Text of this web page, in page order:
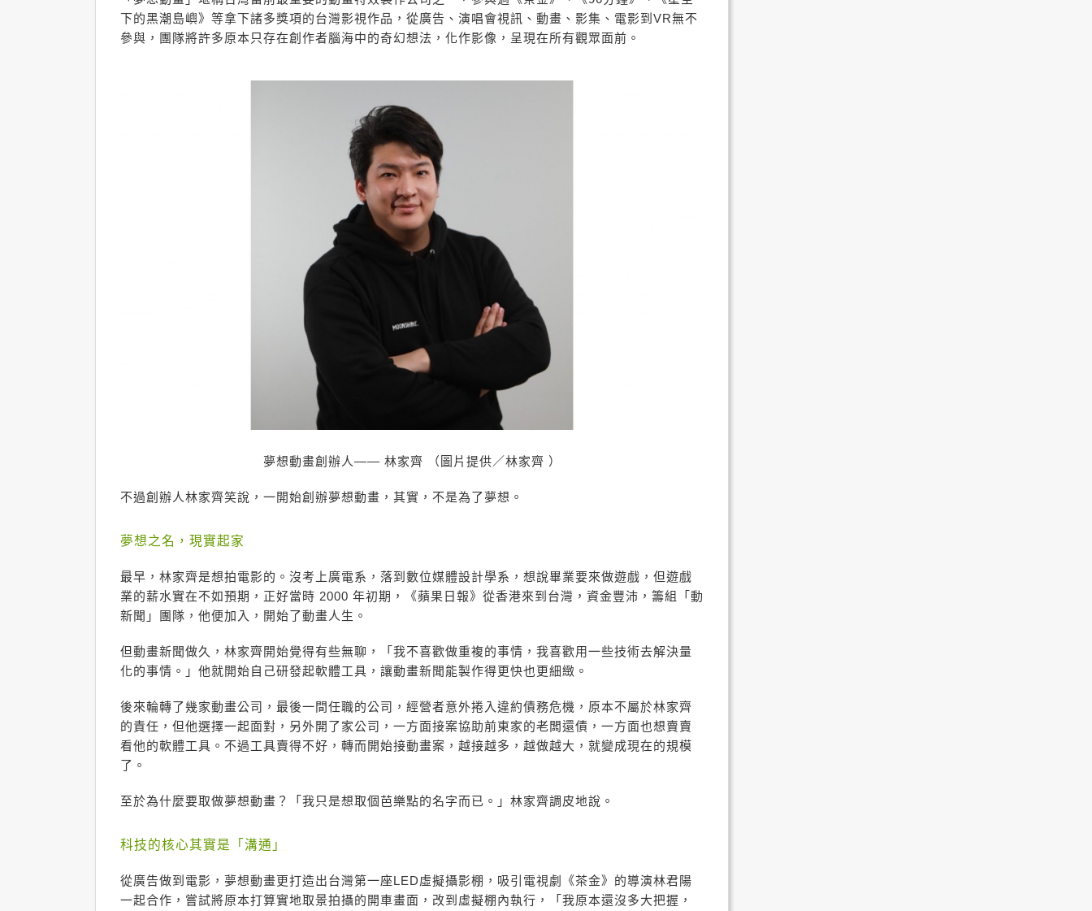
下的黑潮島嶼》等拿下諸多獎項的台灣影視作品，從廣告、演唱會視訊、動畫、影集、電影到VR無不
參與，團隊將許多原本只存在創作者腦海中的奇幻想法，化作影像，呈現在所有觀眾面前。
夢想動畫創辦人—— 林家齊 （圖片提供／林家齊 ）
不過創辦人林家齊笑說，一開始創辦夢想動畫，其實，不是為了夢想。
夢想之名，現實起家
最早，林家齊是想拍電影的。沒考上廣電系，落到數位媒體設計學系，想說畢業要來做遊戲，但遊戲
業的薪水實在不如預期，正好當時 2000 年初期，《蘋果日報》從香港來到台灣，資金豐沛，籌組「動
新聞」團隊，他便加入，開始了動畫人生。
但動畫新聞做久，林家齊開始覺得有些無聊，「我不喜歡做重複的事情，我喜歡用一些技術去解決量
化的事情。」他就開始自己研發起軟體工具，讓動畫新聞能製作得更快也更細緻。
後來輪轉了幾家動畫公司，最後一間任職的公司，經營者意外捲入違約債務危機，原本不屬於林家齊
的責任，但他選擇一起面對，另外開了家公司，一方面接案協助前東家的老闆還債，一方面也想賣賣
看他的軟體工具。不過工具賣得不好，轉而開始接動畫案，越接越多，越做越大，就變成現在的規模
了。
至於為什麼要取做夢想動畫？「我只是想取個芭樂點的名字而已。」林家齊調皮地說。
科技的核心其實是「溝通」
從廣告做到電影，夢想動畫更打造出台灣第一座LED虛擬攝影棚，吸引電視劇《茶金》的導演林君陽
一起合作，嘗試將原本打算實地取景拍攝的開車畫面，改到虛擬棚內執行，「我原本還沒多大把握，